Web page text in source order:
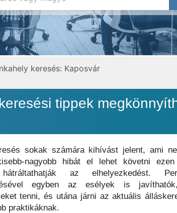
keresés: Kaposvár
tippek
sokak számára kihívást jelent, ami
nagyobb hibát el lehet követni
hátráltathatják az elhelyezkedést.
egyben az esélyek is
tenni, és utána járni az aktuális
praktikáknak.